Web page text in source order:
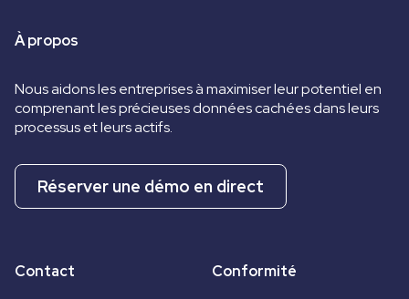
À propos
Nous aidons les entreprises à maximiser leur potentiel en
comprenant les précieuses données cachées dans leurs
processus et leurs actifs.
Réserver une démo en direct
Contact Conformité